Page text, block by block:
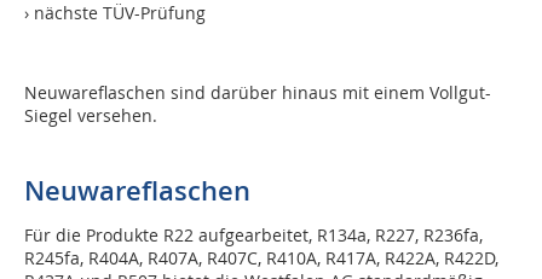
› nächste TÜV-Prüfung
Neuwareflaschen sind darüber hinaus mit einem Vollgut-
Siegel versehen.
Neuwareflaschen
Für die Produkte R22 aufgearbeitet, R134a, R227, R236fa,
R245fa, R404A, R407A, R407C, R410A, R417A, R422A, R422D,